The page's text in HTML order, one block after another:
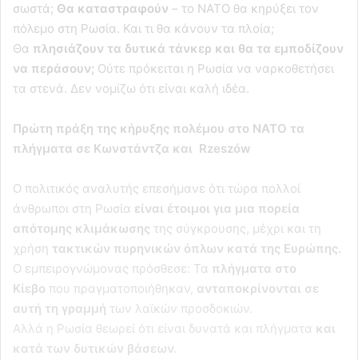
σωστά; Θα καταστραφούν – το ΝΑΤΟ θα κηρύξει τον
πόλεμο στη Ρωσία. Και τι θα κάνουν τα πλοία;
Θα πλησιάζουν τα δυτικά τάνκερ και θα τα εμποδίζουν
να περάσουν; Ούτε πρόκειται η Ρωσία να ναρκοθετήσει
τα στενά. Δεν νομίζω ότι είναι καλή ιδέα.
Πρώτη πράξη της κήρυξης πολέμου στο ΝΑΤΟ τα
πλήγματα σε Κωνστάντζα και Rzeszów
Ο πολιτικός αναλυτής επεσήμανε ότι τώρα πολλοί
άνθρωποι στη Ρωσία είναι έτοιμοι για μια πορεία
απότομης κλιμάκωσης της σύγκρουσης, μέχρι και τη
χρήση τακτικών πυρηνικών όπλων κατά της Ευρώπης.
Ο εμπειρογνώμονας πρόσθεσε: Τα πλήγματα στο
Κίεβο που πραγματοποιήθηκαν, ανταποκρίνονται σε
αυτή τη γραμμή των λαϊκών προσδοκιών.
Αλλά η Ρωσία θεωρεί ότι είναι δυνατά και πλήγματα και
κατά των δυτικών βάσεων.